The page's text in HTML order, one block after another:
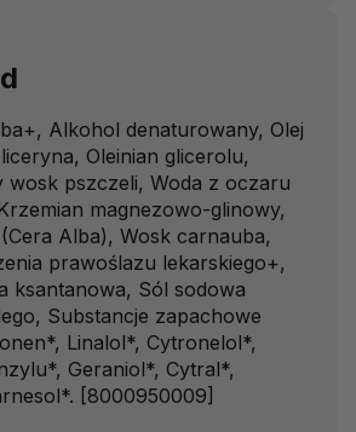
Alkohol denaturowany, Olej
Oleinian glicerolu,
wosk pszczeli, Woda z oczaru
magnezowo-glinowy,
Alba), Wosk carnauba,
prawoślazu lekarskiego+,
ksantanowa, Sól sodowa
Substancje zapachowe
Linalol*, Cytronelol*,
Geraniol*, Cytral*,
[8000950009]